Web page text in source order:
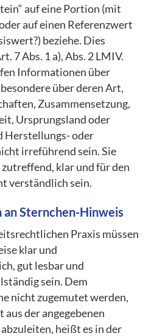
auf eine Portion (mit
auf einen Referenzwert
beziehe. Dies
7 Abs. 1 a), Abs. 2 LMIV.
Informationen über
über deren Art,
Zusammensetzung,
Ursprungsland oder
Herstellungs- oder
irreführend sein. Sie
klar und für den
verständlich sein.
Sternchen-Hinweis
Praxis müssen
klar und
gut lesbar und
sein. Dem
nicht zugemutet werden,
der angegebenen
heißt es in der